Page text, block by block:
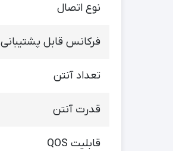
نوع اتصال
فرکانس قابل پشتیبانی
تعداد آنتن
قدرت آنتن
قابلیت QOS